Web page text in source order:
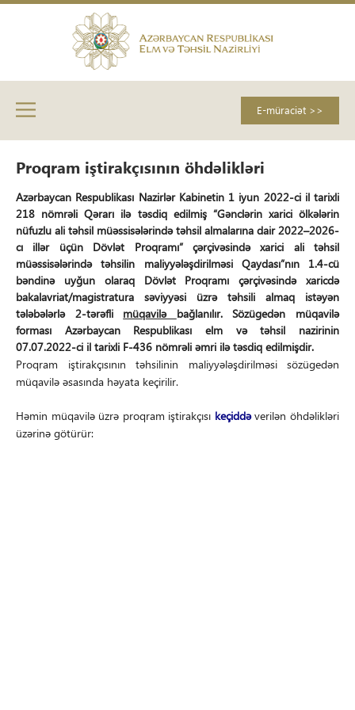
E-müraciət >>
Proqram iştirakçısının öhdəlikləri
Azərbaycan Respublikası Nazirlər Kabinetin 1 iyun 2022-ci il tarixli
218 nömrəli Qərarı ilə təsdiq edilmiş “Gənclərin xarici ölkələrin
nüfuzlu ali təhsil müəssisələrində təhsil almalarına dair 2022–2026-
cı illər üçün Dövlət Proqramı” çərçivəsində xarici ali təhsil
müəssisələrində təhsilin maliyyələşdirilməsi Qaydası”nın 1.4-cü
bəndinə uyğun olaraq Dövlət Proqramı çərçivəsində xaricdə
bakalavriat/magistratura səviyyəsi üzrə təhsili almaq istəyən
tələbələrlə 2-tərəfli müqavilə bağlanılır.Sözügedən müqavilə
forması Azərbaycan Respublikası elm və təhsil nazirinin
07.07.2022-ci il tarixli F-436 nömrəli əmri ilə təsdiq edilmişdir.
Proqram iştirakçısının təhsilinin maliyyələşdirilməsi sözügedən
müqavilə əsasında həyata keçirilir.
Həmin müqavilə üzrə proqram iştirakçısı keçiddə verilən öhdəlikləri
üzərinə götürür: